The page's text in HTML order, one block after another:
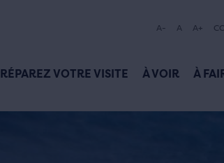
A- A A+
VOTRE VISITE À VOIR À